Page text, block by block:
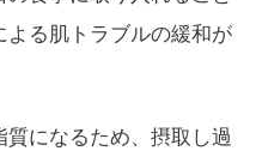
る肌トラブルの緩和が
になるため、摂取し過